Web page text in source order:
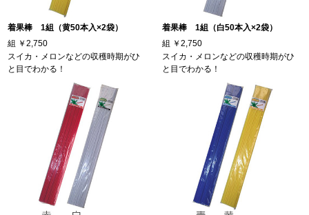
着果棒 1組（黄50本入×2袋）
組 ￥2,750
スイカ・メロンなどの収穫時期がひ
と目でわかる！
着果棒 1組（白50本入×2袋）
組 ￥2,750
スイカ・メロンなどの収穫時期がひ
と目でわかる！